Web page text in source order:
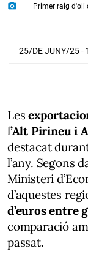
photo_camera
Primer raig d'oli
25/DE JUNY/25-
Les
l’Alt Pirineu i
destacat
l’any. Segons
Ministeri
d’aquestes
d’euros entre
comparació
passat.